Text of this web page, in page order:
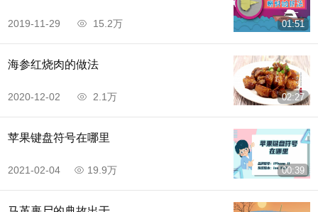
01:51
2019-11-29 15.2万
02:27
海参红烧肉的做法
2020-12-02 2.1万
00:39
苹果键盘符号在哪里
2021-02-04 19.9万